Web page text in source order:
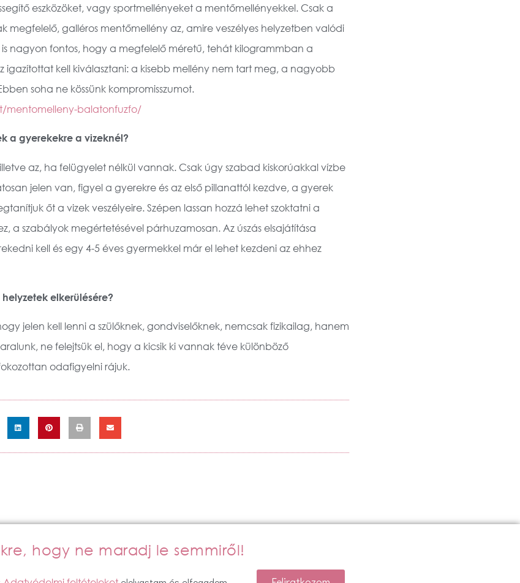
eszközöket, vagy sportmellényeket a mentőmellényekkel. Csak a
megfelelő, galléros mentőmellény az, amire veszélyes helyzetben valódi
nagyon fontos, hogy a megfelelő méretű, tehát kilogrammban a
kell kiválasztani: a kisebb mellény nem tart meg, a nagyobb
soha ne kössünk kompromisszumot.
balatonfuzfo/
a gyerekekre a vizeknél?
az, ha felügyelet nélkül vannak. Csak úgy szabad kiskorúakkal vízbe
jelen van, figyel a gyerekre és az első pillanattól kezdve, a gyerek
őt a vizek veszélyeire. Szépen lassan hozzá lehet szoktatni a
a szabályok megértetésével párhuzamosan. Az úszás elsajátítása
kell és egy 4-5 éves gyermekkel már el lehet kezdeni az ehhez
elkerülésére?
jelen kell lenni a szülőknek, gondviselőknek, nemcsak fizikailag, hanem
ne felejtsük el, hogy a kicsik ki vannak téve különböző
odafigyelni rájuk.
hogy ne maradj le semmiről!